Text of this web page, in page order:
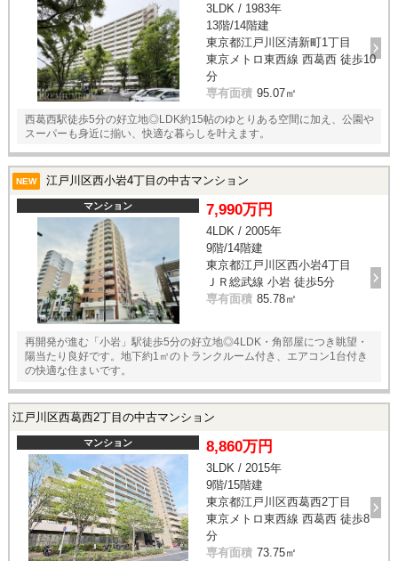
3LDK / 1983年
13階/14階建
東京都江戸川区清新町1丁目
東京メトロ東西線 西葛西 徒歩10
分
専有面積 95.07㎡
西葛西駅徒歩5分の好立地◎LDK約15帖のゆとりある空間に加え、公園や
スーパーも身近に揃い、快適な暮らしを叶えます。
NEW 江戸川区西小岩4丁目の中古マンション
マンション 7,990万円
4LDK / 2005年
9階/14階建
東京都江戸川区西小岩4丁目
ＪＲ総武線 小岩 徒歩5分
専有面積 85.78㎡
再開発が進む「小岩」駅徒歩5分の好立地◎4LDK・角部屋につき眺望・
陽当たり良好です。地下約1㎡のトランクルーム付き、エアコン1台付き
の快適な住まいです。
江戸川区西葛西2丁目の中古マンション
マンション 8,860万円
3LDK / 2015年
9階/15階建
東京都江戸川区西葛西2丁目
東京メトロ東西線 西葛西 徒歩8
分
専有面積 73.75㎡